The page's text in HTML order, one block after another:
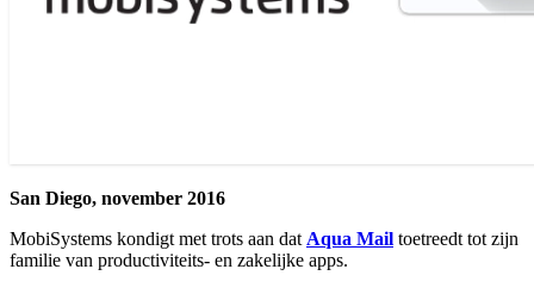
San Diego, november 2016
MobiSystems kondigt met trots aan dat Aqua Mail toetreedt tot zijn
familie van productiviteits- en zakelijke apps.